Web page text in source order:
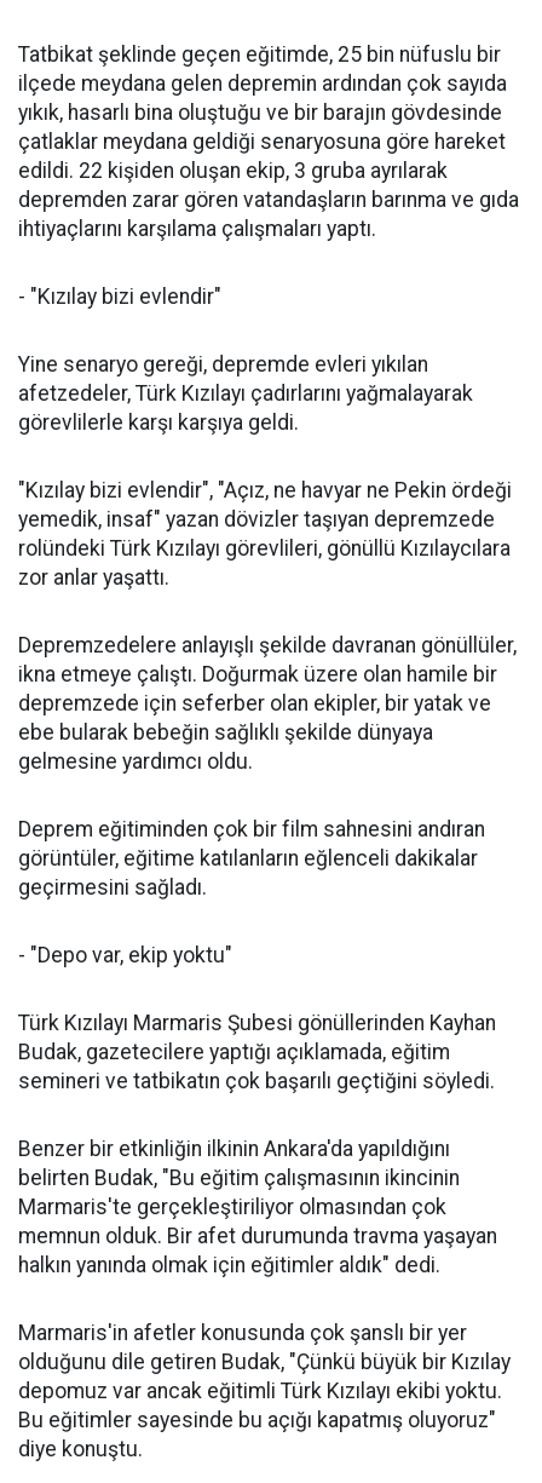
Tatbikat şeklinde geçen eğitimde, 25 bin nüfuslu bir
ilçede meydana gelen depremin ardından çok sayıda
yıkık, hasarlı bina oluştuğu ve bir barajın gövdesinde
çatlaklar meydana geldiği senaryosuna göre hareket
edildi. 22 kişiden oluşan ekip, 3 gruba ayrılarak
depremden zarar gören vatandaşların barınma ve gıda
ihtiyaçlarını karşılama çalışmaları yaptı.
- "Kızılay bizi evlendir"
Yine senaryo gereği, depremde evleri yıkılan
afetzedeler, Türk Kızılayı çadırlarını yağmalayarak
görevlilerle karşı karşıya geldi.
"Kızılay bizi evlendir", "Açız, ne havyar ne Pekin ördeği
yemedik, insaf" yazan dövizler taşıyan depremzede
rolündeki Türk Kızılayı görevlileri, gönüllü Kızılaycılara
zor anlar yaşattı.
Depremzedelere anlayışlı şekilde davranan gönüllüler,
ikna etmeye çalıştı. Doğurmak üzere olan hamile bir
depremzede için seferber olan ekipler, bir yatak ve
ebe bularak bebeğin sağlıklı şekilde dünyaya
gelmesine yardımcı oldu.
Deprem eğitiminden çok bir film sahnesini andıran
görüntüler, eğitime katılanların eğlenceli dakikalar
geçirmesini sağladı.
- "Depo var, ekip yoktu"
Türk Kızılayı Marmaris Şubesi gönüllerinden Kayhan
Budak, gazetecilere yaptığı açıklamada, eğitim
semineri ve tatbikatın çok başarılı geçtiğini söyledi.
Benzer bir etkinliğin ilkinin Ankara'da yapıldığını
belirten Budak, "Bu eğitim çalışmasının ikincinin
Marmaris'te gerçekleştiriliyor olmasından çok
memnun olduk. Bir afet durumunda travma yaşayan
halkın yanında olmak için eğitimler aldık" dedi.
Marmaris'in afetler konusunda çok şanslı bir yer
olduğunu dile getiren Budak, "Çünkü büyük bir Kızılay
depomuz var ancak eğitimli Türk Kızılayı ekibi yoktu.
Bu eğitimler sayesinde bu açığı kapatmış oluyoruz"
diye konuştu.